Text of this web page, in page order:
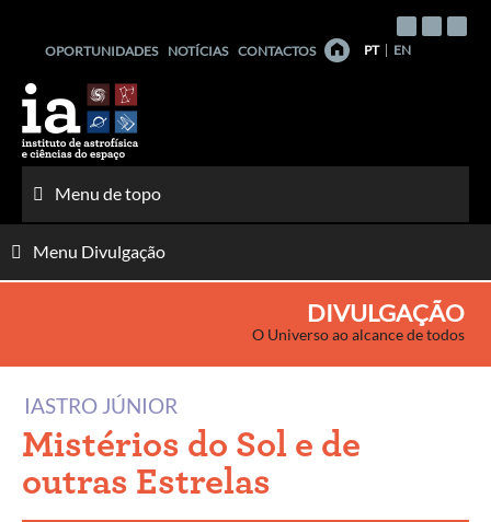
conteúdo
OPORTUNIDADES NOTÍCIAS CONTACTOS PT EN
Menu de topo
Menu Divulgação
DIVULGAÇÃO
O Universo ao alcance de todos
IASTRO JÚNIOR
Mistérios do Sol e de
outras Estrelas